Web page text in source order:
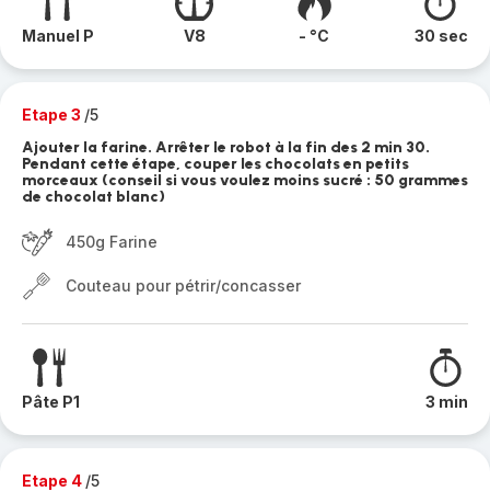
Manuel P V8 - °C 30 sec
Etape 3 /5
Ajouter la farine. Arrêter le robot à la fin des 2 min 30.
Pendant cette étape, couper les chocolats en petits
morceaux (conseil si vous voulez moins sucré : 50 grammes
de chocolat blanc)
450g Farine
Couteau pour pétrir/concasser
Pâte P1 3 min
Etape 4 /5